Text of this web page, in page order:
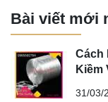
Bài viết mới
Cách
Kiềm
31/03/